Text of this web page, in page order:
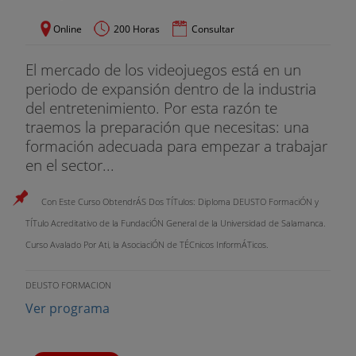
resolver cualquier duda y enviarte la información
tu aprendizaje y evaluará tus progresos.
Además, podrás intercambiar experiencias y
conocimientos con otros estudiantes del curso a
través de nuestro Campus Online para los
alumnos.
Online 200 Horas Consultar
El mercado de los videojuegos está en un
periodo de expansión dentro de la industria
del entretenimiento. Por esta razón te
traemos la preparación que necesitas: una
formación adecuada para empezar a trabajar
en el sector...
Con Este Curso ObtendrÁS Dos TÍTulos: Diploma DEUSTO FormaciÓN y
TÍTulo Acreditativo de la FundaciÓN General de la Universidad de Salamanca.
Curso Avalado Por Ati, la AsociaciÓN de TÉCnicos InformÁTicos.
DEUSTO FORMACION
Ver programa